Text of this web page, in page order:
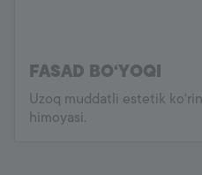
FASAD BO‘YOQI
Uzoq muddatli estetik
himoyasi.